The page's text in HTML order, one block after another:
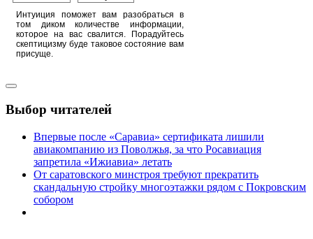
Интуиция поможет вам разобраться в
том диком количестве информации,
которое на вас свалится. Порадуйтесь
скептицизму буде таковое состояние вам
присуще.
Выбор читателей
Впервые после «Саравиа» сертификата лишили
авиакомпанию из Поволжья, за что Росавиация
запретила «Ижиавиа» летать
От саратовского минстроя требуют прекратить
скандальную стройку многоэтажки рядом с Покровским
собором